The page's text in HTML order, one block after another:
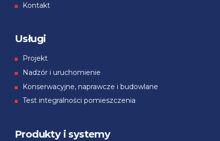
Kontakt
Usługi
Projekt
Nadzór i uruchomienie
Konserwacyjne, naprawcze i budowlane
Test integralności pomieszczenia
Produkty i systemy